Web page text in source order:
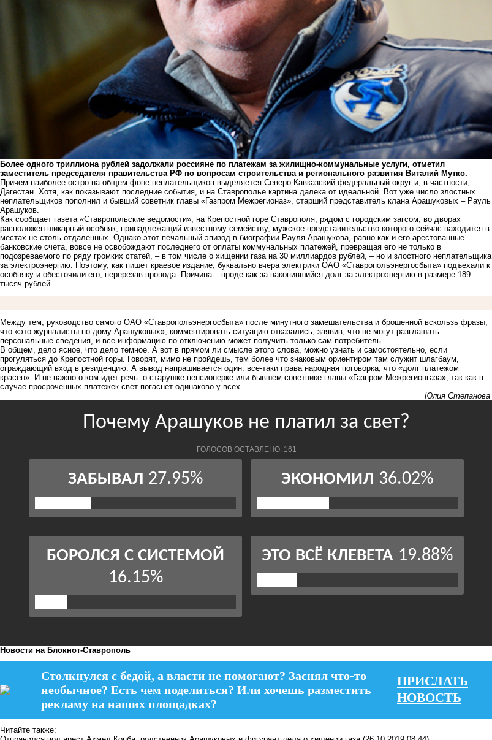
Более одного триллиона рублей задолжали россияне по платежам за жилищно-коммунальные услуги, отметил
заместитель председателя правительства РФ по вопросам строительства и регионального развития Виталий Мутко.
Причем наиболее остро на общем фоне неплательщиков выделяется Северо-Кавказский федеральный округ и, в частности,
Дагестан. Хотя, как показывают последние события, и на Ставрополье картина далека от идеальной. Вот уже число злостных
неплательщиков пополнил и бывший советник главы «Газпром Межрегионаз», старший представитель клана Арашуковых – Рауль
Арашуков.
Как сообщает газета «Ставропольские ведомости», на Крепостной горе Ставрополя, рядом с городским загсом, во дворах
расположен шикарный особняк, принадлежащий известному семейству, мужское представительство которого сейчас находится в
местах не столь отдаленных. Однако этот печальный эпизод в биографии Рауля Арашукова, равно как и его арестованные
банковские счета, вовсе не освобождают последнего от оплаты коммунальных платежей, превращая его не только в
подозреваемого по ряду громких статей, – в том числе о хищении газа на 30 миллиардов рублей, – но и злостного неплательщика
за электроэнергию. Поэтому, как пишет краевое издание, буквально вчера электрики ОАО «Ставропольэнергосбыта» подъехали к
особняку и обесточили его, перерезав провода. Причина – вроде как за накопившийся долг за электроэнергию в размере 189
тысяч рублей.
Между тем, руководство самого ОАО «Ставропольэнергосбыта» после минутного замешательства и брошенной вскользь фразы,
что «это журналисты по дому Арашуковых», комментировать ситуацию отказались, заявив, что не могут разглашать
персональные сведения, и все информацию по отключению может получить только сам потребитель.
В общем, дело ясное, что дело темное. А вот в прямом ли смысле этого слова, можно узнать и самостоятельно, если
прогуляться до Крепостной горы. Говорят, мимо не пройдешь, тем более что знаковым ориентиром там служит шлагбаум,
ограждающий вход в резиденцию. А вывод напрашивается один: все-таки права народная поговорка, что «долг платежом
красен». И не важно о ком идет речь: о старушке-пенсионерке или бывшем советнике главы «Газпром Межрегионгаза», так как в
случае просроченных платежек свет погаснет одинаково у всех.
Юлия Степанова
Новости на Блoкнoт-Ставрополь
Столкнулся с бедой, а власти не помогают? Заснял что-то
необычное? Есть чем поделиться? Или хочешь разместить
рекламу на наших площадках?
ПРИСЛАТЬ
НОВОСТЬ
Читайте также: